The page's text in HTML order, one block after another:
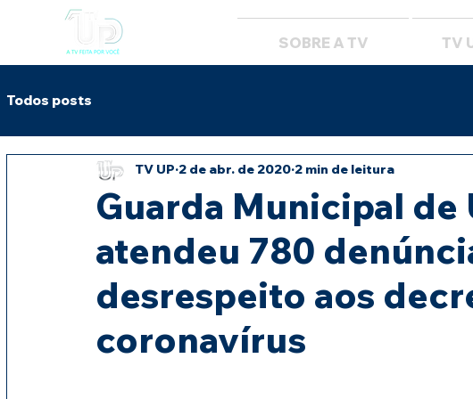
SOBRE A TV TV
Todos posts
Guarda Municipal de
atendeu 780
desrespeito aos
coronavírus
TV UP 2 de abr. de 2020 2 min de leitura